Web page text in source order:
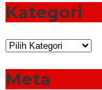
Kategori
Kategori
Meta